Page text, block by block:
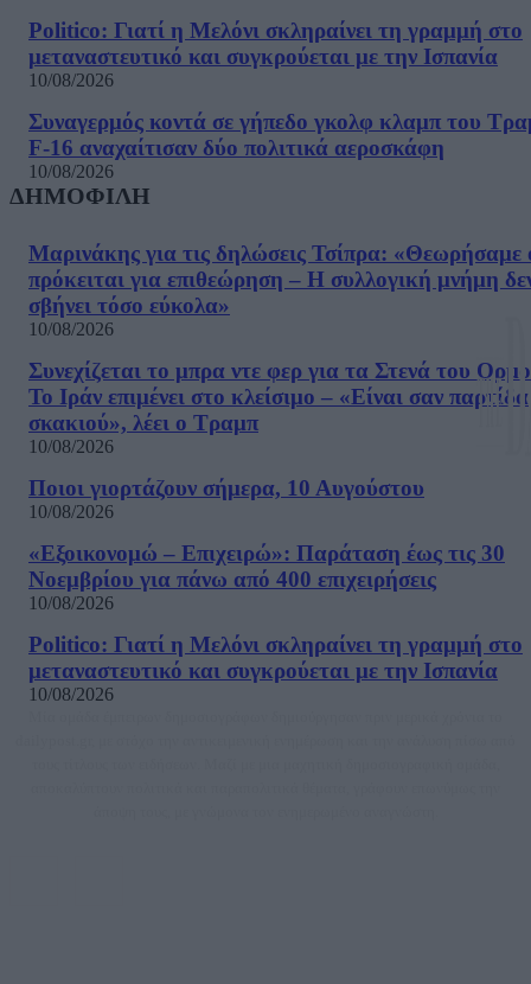
Politico: Γιατί η Μελόνι σκληραίνει τη γραμμή στο
μεταναστευτικό και συγκρούεται με την Ισπανία
10/08/2026
Συναγερμός κοντά σε γήπεδο γκολφ κλαμπ του
F-16 αναχαίτισαν δύο πολιτικά αεροσκάφη
10/08/2026
ΔΗΜΟΦΙΛΗ
Μαρινάκης για τις δηλώσεις Τσίπρα: «Θεωρήσαμε
πρόκειται για επιθεώρηση – Η συλλογική μνήμη
σβήνει τόσο εύκολα»
10/08/2026
Συνεχίζεται το μπρα ντε φερ για τα Στενά του
Το Ιράν επιμένει στο κλείσιμο – «Είναι σαν παρτίδα
σκακιού», λέει ο Τραμπ
10/08/2026
Ποιοι γιορτάζουν σήμερα, 10 Αυγούστου
10/08/2026
«Εξοικονομώ – Επιχειρώ»: Παράταση έως τις 30
Νοεμβρίου για πάνω από 400 επιχειρήσεις
10/08/2026
Politico: Γιατί η Μελόνι σκληραίνει τη γραμμή στο
μεταναστευτικό και συγκρούεται με την Ισπανία
10/08/2026